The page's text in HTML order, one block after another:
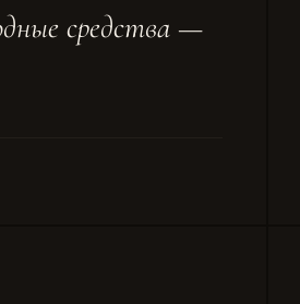
средства —